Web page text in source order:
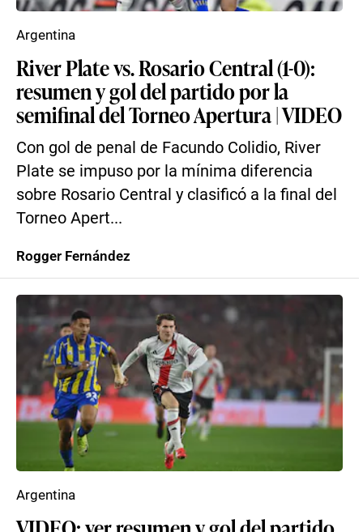
River Plate vs. Rosario Central (1-0):
resumen y gol del partido por la
semifinal del Torneo Apertura | VIDEO
Con gol de penal de Facundo Colidio, River
Plate se impuso por la mínima diferencia
sobre Rosario Central y clasificó a la final del
Torneo Apert...
Argentina
Rogger Fernández
Argentina